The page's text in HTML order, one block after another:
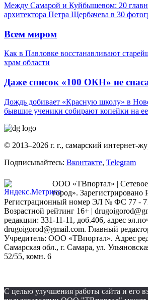
Между Самарой и Куйбышевом: 20
архитектора Петра Щербачева в 30
Всем миром
Как в Павловке восстанавливают
храм области
Даже список «100 ОКН» не
Дождь добивает «Красную школу» в
бывшие ученики собирают копейки на
© 2013–2026 г. г., самарский интернет-
Подписывайтесь: Вконтакте, Telegram
ООО «ТВпортал» |
город». Зарегистрировано
Регистрационный номер ЭЛ № ФС 77 -
Возрастной рейтинг 16+ |
редакции: 331-11-11, доб.406, адрес
drugoigorod@gmail.com. Главный
Учредитель: ООО «ТВпортал». Адрес
Самарская обл., г. Самара, ул.
52/55, комн. 6
С целью улучшения работы сайта и его